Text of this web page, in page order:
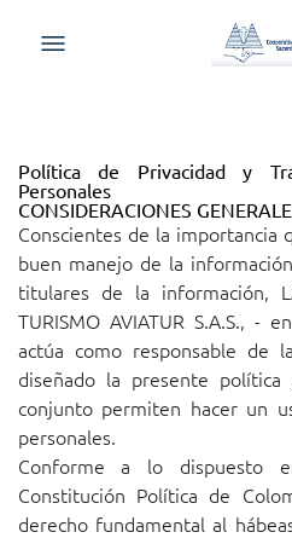
Política de Privacidad y
Personales
CONSIDERACIONES
Conscientes de la
buen manejo de la
titulares de la información,
TURISMO AVIATUR S.A.S., -
actúa como responsable de
diseñado la presente
conjunto permiten hacer un
personales.
Conforme a lo
Constitución Política de
derecho fundamental al